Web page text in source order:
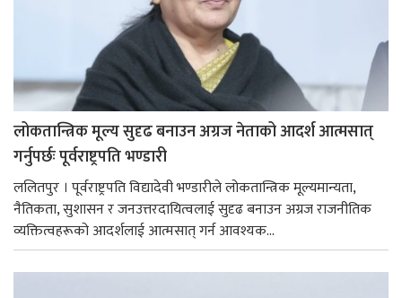
लोकतान्त्रिक मूल्य सुदृढ बनाउन अग्रज नेताको आदर्श आत्मसात्
गर्नुपर्छः पूर्वराष्ट्रपति भण्डारी
ललितपुर । पूर्वराष्ट्रपति विद्यादेवी भण्डारीले लोकतान्त्रिक मूल्यमान्यता,
नैतिकता, सुशासन र जनउत्तरदायित्वलाई सुदृढ बनाउन अग्रज राजनीतिक
व्यक्तित्वहरूको आदर्शलाई आत्मसात् गर्न आवश्यक...